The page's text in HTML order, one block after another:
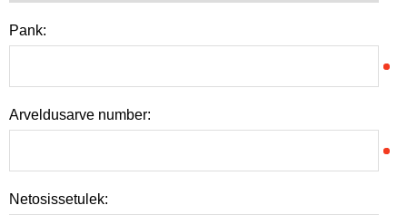
Pank:
Arveldusarve number:
Netosissetulek: